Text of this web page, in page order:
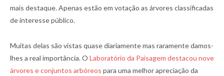
mais destaque. Apenas estão em votação as árvores classificadas
de interesse público.
Muitas delas são vistas quase diariamente mas raramente damos-
lhes a real importância. O Laboratório da Paisagem destacou nove
árvores e conjuntos arbóreos para uma melhor apreciação da